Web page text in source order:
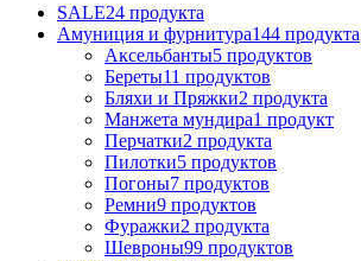
SALE24 продукта
Амуниция и фурнитура144 продукта
Аксельбанты5 продуктов
Береты11 продуктов
Бляхи и Пряжки2 продукта
Манжета мундира1 продукт
Перчатки2 продукта
Пилотки5 продуктов
Погоны7 продуктов
Ремни9 продуктов
Фуражки2 продукта
Шевроны99 продуктов